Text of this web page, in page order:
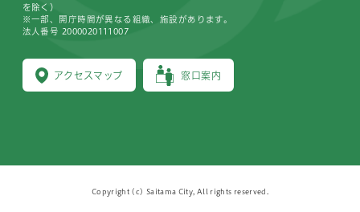
アクセスマップ 窓口案内
を除く）
※一部、開庁時間が異なる組織、施設があります。
法人番号 2000020111007
Copyright (c) Saitama City, All rights reserved.